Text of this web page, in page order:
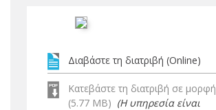
Διαβάστε τη διατριβή (Online)
Κατεβάστε τη διατριβή σε
(5.77 MB) (Η υπηρεσία είναι